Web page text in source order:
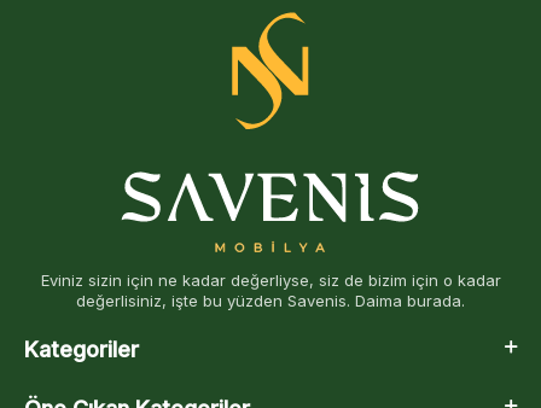
Eviniz sizin için ne kadar değerliyse, siz de bizim için o kadar
değerlisiniz, işte bu yüzden Savenis. Daima burada.
Kategoriler